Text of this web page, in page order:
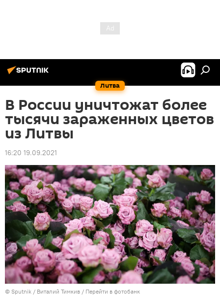
Литва
В России уничтожат более
тысячи зараженных цветов
из Литвы
16:20 19.09.2021
© Sputnik / Виталий Тимкив / Перейти в фотобанк